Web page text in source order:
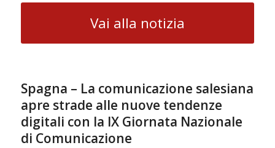
Vai alla notizia
Spagna – La comunicazione salesiana
apre strade alle nuove tendenze
digitali con la IX Giornata Nazionale
di Comunicazione